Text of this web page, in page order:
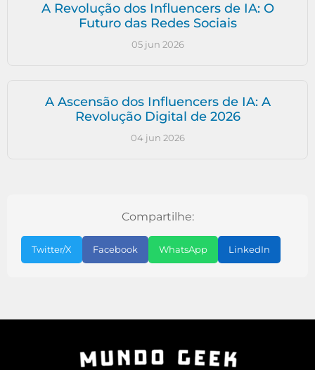
A Revolução dos Influencers de IA: O
Futuro das Redes Sociais
05 jun 2026
A Ascensão dos Influencers de IA: A
Revolução Digital de 2026
04 jun 2026
Compartilhe:
Twitter/X Facebook WhatsApp LinkedIn